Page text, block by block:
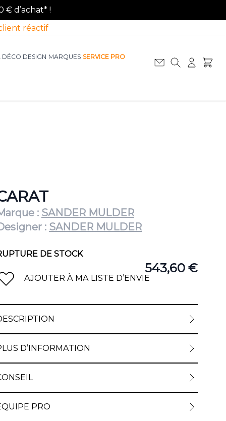
€ d’achat* !
réactif
DÉCO DESIGN MARQUES SERVICE PRO
: SANDER MULDER
: SANDER MULDER
543,60 €
DE STOCK
AJOUTER À MA LISTE D’ENVIE
D’INFORMATION
PRO